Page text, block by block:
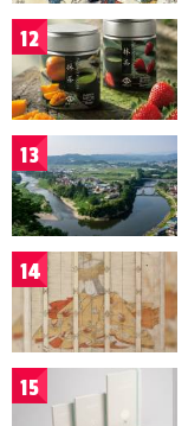
12
13
14
15